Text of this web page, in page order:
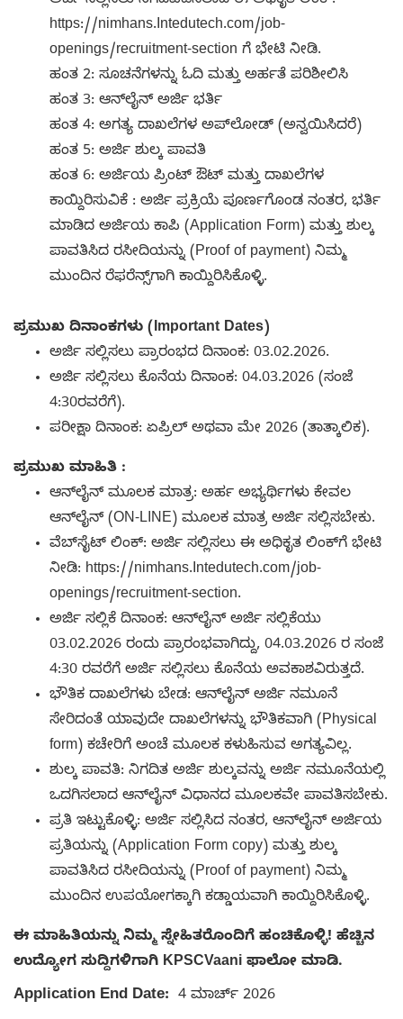
https://nimhans.Intedutech.com/job-
openings/recruitment-section ಗೆ ಭೇಟಿ ನೀಡಿ.
ಹಂತ 2: ಸೂಚನೆಗಳನ್ನು ಓದಿ ಮತ್ತು ಅರ್ಹತೆ ಪರಿಶೀಲಿಸಿ
ಹಂತ 3: ಆನ್‌ಲೈನ್ ಅರ್ಜಿ ಭರ್ತಿ
ಹಂತ 4: ಅಗತ್ಯ ದಾಖಲೆಗಳ ಅಪ್‌ಲೋಡ್ (ಅನ್ವಯಿಸಿದರೆ)
ಹಂತ 5: ಅರ್ಜಿ ಶುಲ್ಕ ಪಾವತಿ
ಹಂತ 6: ಅರ್ಜಿಯ ಪ್ರಿಂಟ್ ಔಟ್ ಮತ್ತು ದಾಖಲೆಗಳ
ಕಾಯ್ದಿರಿಸುವಿಕೆ : ಅರ್ಜಿ ಪ್ರಕ್ರಿಯೆ ಪೂರ್ಣಗೊಂಡ ನಂತರ, ಭರ್ತಿ
ಮಾಡಿದ ಅರ್ಜಿಯ ಕಾಪಿ (Application Form) ಮತ್ತು ಶುಲ್ಕ
ಪಾವತಿಸಿದ ರಸೀದಿಯನ್ನು (Proof of payment) ನಿಮ್ಮ
ಮುಂದಿನ ರೆಫರೆನ್ಸ್‌ಗಾಗಿ ಕಾಯ್ದಿರಿಸಿಕೊಳ್ಳಿ.
ಪ್ರಮುಖ ದಿನಾಂಕಗಳು (Important Dates)
ಅರ್ಜಿ ಸಲ್ಲಿಸಲು ಪ್ರಾರಂಭದ ದಿನಾಂಕ: 03.02.2026.
ಅರ್ಜಿ ಸಲ್ಲಿಸಲು ಕೊನೆಯ ದಿನಾಂಕ: 04.03.2026 (ಸಂಜೆ
4:30ರವರೆಗೆ).
ಪರೀಕ್ಷಾ ದಿನಾಂಕ: ಏಪ್ರಿಲ್ ಅಥವಾ ಮೇ 2026 (ತಾತ್ಕಾಲಿಕ).
ಪ್ರಮುಖ ಮಾಹಿತಿ :
ಆನ್‌ಲೈನ್ ಮೂಲಕ ಮಾತ್ರ: ಅರ್ಹ ಅಭ್ಯರ್ಥಿಗಳು ಕೇವಲ
ಆನ್‌ಲೈನ್ (ON-LINE) ಮೂಲಕ ಮಾತ್ರ ಅರ್ಜಿ ಸಲ್ಲಿಸಬೇಕು.
ವೆಬ್‌ಸೈಟ್ ಲಿಂಕ್: ಅರ್ಜಿ ಸಲ್ಲಿಸಲು ಈ ಅಧಿಕೃತ ಲಿಂಕ್‌ಗೆ ಭೇಟಿ
ನೀಡಿ: https://nimhans.Intedutech.com/job-
openings/recruitment-section.
ಅರ್ಜಿ ಸಲ್ಲಿಕೆ ದಿನಾಂಕ: ಆನ್‌ಲೈನ್ ಅರ್ಜಿ ಸಲ್ಲಿಕೆಯು
03.02.2026 ರಂದು ಪ್ರಾರಂಭವಾಗಿದ್ದು, 04.03.2026 ರ ಸಂಜೆ
4:30 ರವರೆಗೆ ಅರ್ಜಿ ಸಲ್ಲಿಸಲು ಕೊನೆಯ ಅವಕಾಶವಿರುತ್ತದೆ.
ಭೌತಿಕ ದಾಖಲೆಗಳು ಬೇಡ: ಆನ್‌ಲೈನ್ ಅರ್ಜಿ ನಮೂನೆ
ಸೇರಿದಂತೆ ಯಾವುದೇ ದಾಖಲೆಗಳನ್ನು ಭೌತಿಕವಾಗಿ (Physical
form) ಕಚೇರಿಗೆ ಅಂಚೆ ಮೂಲಕ ಕಳುಹಿಸುವ ಅಗತ್ಯವಿಲ್ಲ.
ಶುಲ್ಕ ಪಾವತಿ: ನಿಗದಿತ ಅರ್ಜಿ ಶುಲ್ಕವನ್ನು ಅರ್ಜಿ ನಮೂನೆಯಲ್ಲಿ
ಒದಗಿಸಲಾದ ಆನ್‌ಲೈನ್ ವಿಧಾನದ ಮೂಲಕವೇ ಪಾವತಿಸಬೇಕು.
ಪ್ರತಿ ಇಟ್ಟುಕೊಳ್ಳಿ: ಅರ್ಜಿ ಸಲ್ಲಿಸಿದ ನಂತರ, ಆನ್‌ಲೈನ್ ಅರ್ಜಿಯ
ಪ್ರತಿಯನ್ನು (Application Form copy) ಮತ್ತು ಶುಲ್ಕ
ಪಾವತಿಸಿದ ರಸೀದಿಯನ್ನು (Proof of payment) ನಿಮ್ಮ
ಮುಂದಿನ ಉಪಯೋಗಕ್ಕಾಗಿ ಕಡ್ಡಾಯವಾಗಿ ಕಾಯ್ದಿರಿಸಿಕೊಳ್ಳಿ.
ಈ ಮಾಹಿತಿಯನ್ನು ನಿಮ್ಮ ಸ್ನೇಹಿತರೊಂದಿಗೆ ಹಂಚಿಕೊಳ್ಳಿ! ಹೆಚ್ಚಿನ
ಉದ್ಯೋಗ ಸುದ್ದಿಗಳಿಗಾಗಿ KPSCVaani ಫಾಲೋ ಮಾಡಿ.
Application End Date: 4 ಮಾರ್ಚ್ 2026